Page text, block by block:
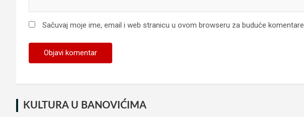
Sačuvaj moje ime, email i web stranicu u ovom browseru za buduće komentare.
KULTURA U BANOVIĆIMA